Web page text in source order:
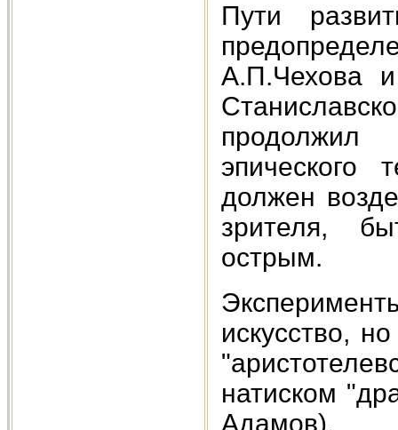
Пути
А.П.Чехова
эпического
должен
зрителя,
острым.
искусство,
натиском
Адамов).